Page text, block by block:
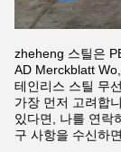
zheheng 스틸은
AD Merckblatt
테인리스 스틸 무
가장 먼저 고려합
있다면, 나를 연락
구 사항을 수신하